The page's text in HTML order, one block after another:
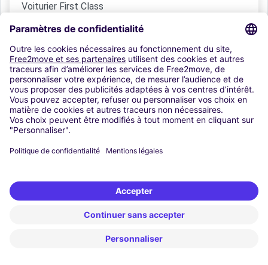
Voiturier First Class
AlterPark Roissy - Service Voiturier
King Park - voiturier
Park Airport Discount
Drive Park
Inscrivez-vous à notre newsletter :